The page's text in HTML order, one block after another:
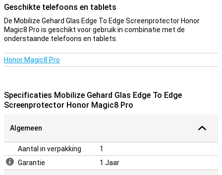
complete voorkant van je Honor Magic8 Pro bedekt.
Geschikte telefoons en tablets
De Mobilize Gehard Glas Edge To Edge Screenprotector Honor
Magic8 Pro is geschikt voor gebruik in combinatie met de
onderstaande telefoons en tablets.
Honor Magic8 Pro
Specificaties Mobilize Gehard Glas Edge To Edge
Screenprotector Honor Magic8 Pro
Algemeen
Aantal in verpakking
1
Garantie
1 Jaar